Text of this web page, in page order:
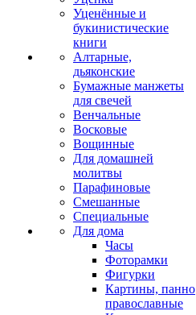
Уценённые и
букинистические
книги
Алтарные,
дьяконские
Бумажные манжеты
для свечей
Венчальные
Восковые
Вощинные
Для домашней
молитвы
Парафиновые
Смешанные
Специальные
Для дома
Часы
Фоторамки
Фигурки
Картины, панно
православные